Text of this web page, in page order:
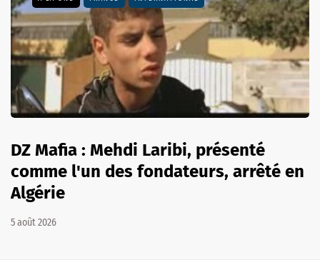
DZ Mafia : Mehdi Laribi, présenté
comme l'un des fondateurs, arrêté en
Algérie
5 août 2026